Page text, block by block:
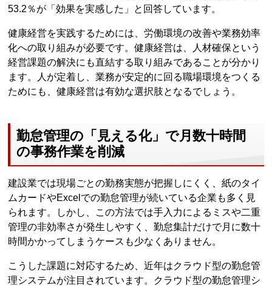
53.2％が「効果を実感した」と回答しています。
健康経営を実践するためには、労働環境の改善や業務効率
化への取り組みが必要です。健康経営は、人材確保という
経営課題の解決にも直結する取り組みであることが分かり
ます。人が定着し、業務が安定的に回る職場環境をつくる
ためにも、健康経営は有効な選択肢となるでしょう。
勤怠管理の「見える化」で月数十時間
の事務作業を削減
建設業では現場ごとの勤務実態が把握しにくく、紙のタイ
ムカードやExcelでの勤怠管理が続いている企業も多く見
られます。しかし、この方法では手入力によるミスや二重
管理の非効率さが発生しやすく、勤怠集計だけで月に数十
時間かかってしまうケースも少なくありません。
こうした課題に対応するため、近年はクラウド型の勤怠管
理システムが注目されています。クラウド型の勤怠管理シ